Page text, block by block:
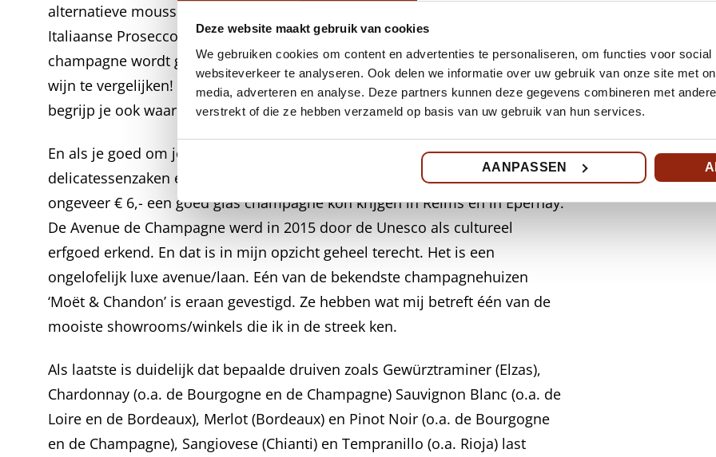
Deze website maakt gebruik van cookies
We gebruiken cookies om content en advertenties te personaliseren, om functies voor
websiteverkeer te analyseren. Ook delen we informatie over uw gebruik van onze site met
media, adverteren en analyse. Deze partners kunnen deze gegevens combineren met
verstrekt of die ze hebben verzameld op basis van uw gebruik van hun services.
AANPASSEN
alternatieve mousserende wijnen gezocht zoals crémant d’Alsace of of de
Italiaanse Prosecco. Dat is begrijpelijk maar de manier waarop een
champagne wordt geproduceerd is met geen enkel andere mousserende
wijn te vergelijken! Als je eenmaal in de champagnestreek bent geweest dan
begrijp je ook waarom ik dat zeg.
En als je goed om je heen kijkt kun je er ook bijzondere patisserie zaken,
delicatessenzaken en restaurants vinden. Ik kom nog uit de tijd dat je voor
ongeveer € 6,- een goed glas champagne kon krijgen in Reims en in Epernay.
De Avenue de Champagne werd in 2015 door de Unesco als cultureel
erfgoed erkend. En dat is in mijn opzicht geheel terecht. Het is een
ongelofelijk luxe avenue/laan. Eén van de bekendste champagnehuizen
‘Moët & Chandon’ is eraan gevestigd. Ze hebben wat mij betreft één van de
mooiste showrooms/winkels die ik in de streek ken.
Als laatste is duidelijk dat bepaalde druiven zoals Gewürztraminer (Elzas),
Chardonnay (o.a. de Bourgogne en de Champagne) Sauvignon Blanc (o.a. de
Loire en de Bordeaux), Merlot (Bordeaux) en Pinot Noir (o.a. de Bourgogne
en de Champagne), Sangiovese (Chianti) en Tempranillo (o.a. Rioja) last